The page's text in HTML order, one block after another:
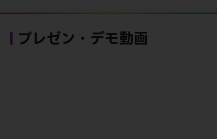
プレゼン・デモ動画